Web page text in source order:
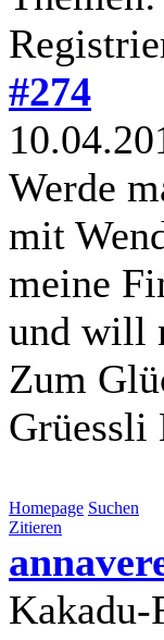
#274
Werde
mit
meine
und will
Zum
Grüessli
Homepage Suchen
Zitieren
Kakadu-